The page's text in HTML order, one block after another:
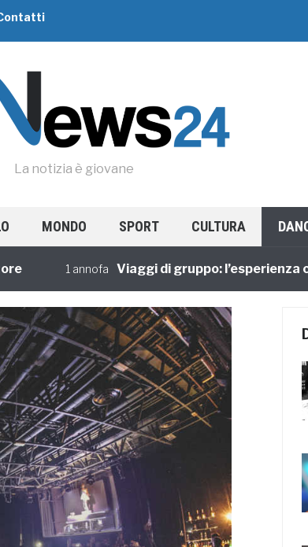
La notizia è giovane
MONDO SPORT CULTURA
1 annofa Viaggi di gruppo: l’esperienza